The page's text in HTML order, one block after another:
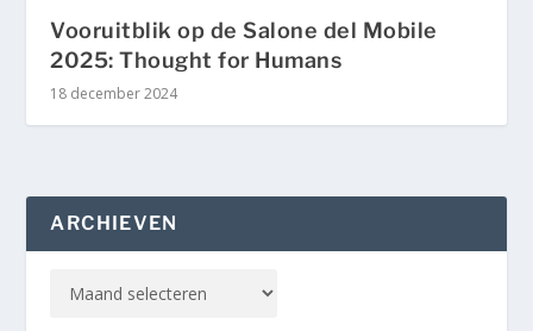
Vooruitblik op de Salone del Mobile
2025: Thought for Humans
18 december 2024
ARCHIEVEN